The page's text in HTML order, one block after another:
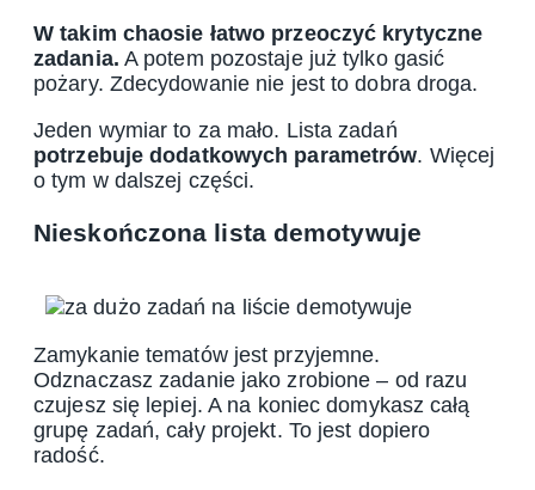
W takim chaosie łatwo przeoczyć krytyczne
zadania. A potem pozostaje już tylko gasić
pożary. Zdecydowanie nie jest to dobra droga.
Jeden wymiar to za mało. Lista zadań
potrzebuje dodatkowych parametrów. Więcej
o tym w dalszej części.
Nieskończona lista demotywuje
Zamykanie tematów jest przyjemne.
Odznaczasz zadanie jako zrobione – od razu
czujesz się lepiej. A na koniec domykasz całą
grupę zadań, cały projekt. To jest dopiero
radość.